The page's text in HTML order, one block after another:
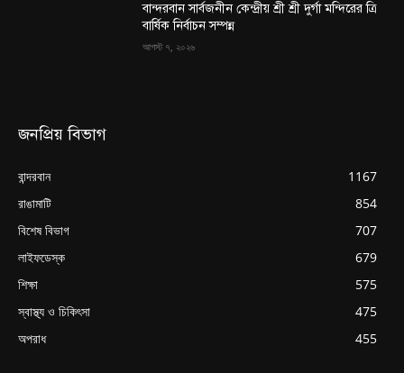
বান্দরবান সার্বজনীন কেন্দ্রীয় শ্রী শ্রী দুর্গা মন্দিরের ত্রি
বার্ষিক নির্বাচন সম্পন্ন
আগস্ট ৭, ২০২৬
জনপ্রিয় বিভাগ
বান্দরবান
1167
রাঙামাটি
854
বিশেষ বিভাগ
707
লাইফডেস্ক
679
শিক্ষা
575
স্বাস্থ্য ও চিকিৎসা
475
অপরাধ
455